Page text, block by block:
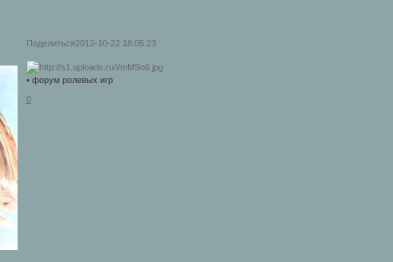
Поделиться2012-10-22 18:05:23
• форум ролевых игр
0